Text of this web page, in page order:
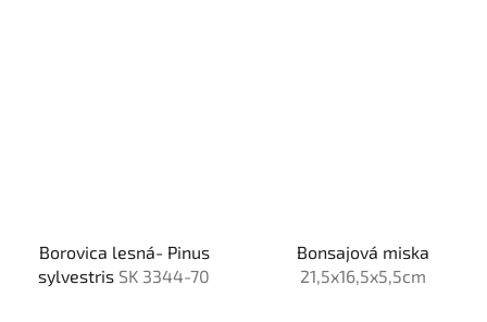
Borovica lesná- Pinus
sylvestris SK 3344-70
Bonsajová miska
21,5x16,5x5,5cm